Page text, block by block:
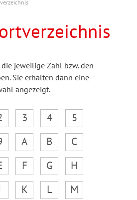
jeweilige Zahl bzw. den
Sie erhalten dann eine
angezeigt.
3 4
5
A B
C
F G
H
K L
M